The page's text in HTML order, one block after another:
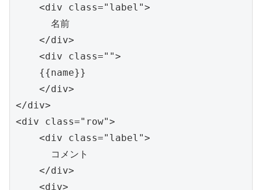
    <div class="label">
      名前
    </div>
    <div class="">
    {{name}}
    </div>
</div>
<div class="row">
    <div class="label">
      コメント
    </div>
    <div>